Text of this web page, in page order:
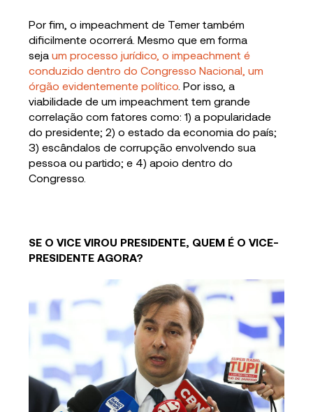
Por fim, o impeachment de Temer também
dificilmente ocorrerá. Mesmo que em forma
sejaum processo jurídico, o impeachment é
conduzido dentro do Congresso Nacional, um
órgão evidentemente político . Por isso, a
viabilidade de um impeachment tem grande
correlação com fatores como: 1) a popularidade
do presidente; 2) o estado da economia do país;
3) escândalos de corrupção envolvendo sua
pessoa ou partido; e 4) apoio dentro do
Congresso.
SE O VICE VIROU PRESIDENTE, QUEM É O VICE-
PRESIDENTE AGORA?